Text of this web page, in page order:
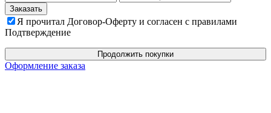
Я прочитал Договор-Оферту и согласен с правилами
Подтверждение
Продолжить покупки
Оформление заказа